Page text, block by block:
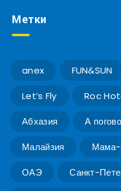
Метки
anex FUN&SUN
Let’s Fly Roc
Абхазия А
Малайзия Мама-
ОАЭ Санкт-